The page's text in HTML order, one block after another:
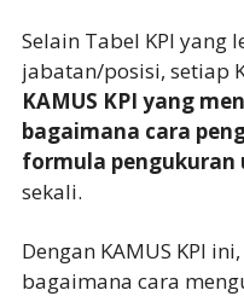
Selain Tabel KPI yang
jabatan/posisi, setiap
KAMUS KPI yang
bagaimana cara
formula pengukuran
sekali.
Dengan KAMUS KPI
bagaimana cara